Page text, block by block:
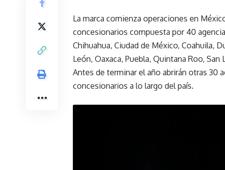
La marca comienza operaciones en
concesionarios compuesta por 40
Chihuahua, Ciudad de México, Coahuila,
León, Oaxaca, Puebla, Quintana Roo,
Antes de terminar el año abrirán otras 30
concesionarios a lo largo del país.